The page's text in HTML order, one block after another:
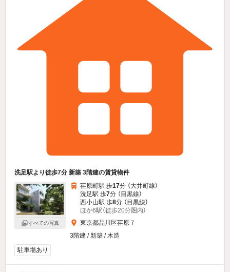
洗足駅より徒歩7分 新築 3階建の賃貸物件
すべての写真
荏原町駅 歩17分 （大井町線）
洗足駅 歩7分 （目黒線）
西小山駅 歩8分 （目黒線）
ほか6駅（徒歩20分圏内）
東京都品川区荏原７
3階建 / 新築 / 木造
駐車場あり